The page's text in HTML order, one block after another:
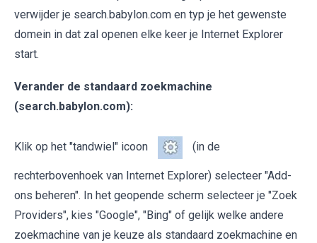
verwijder je search.babylon.com en typ je het gewenste
domein in dat zal openen elke keer je Internet Explorer
start.
Verander de standaard zoekmachine
(search.babylon.com):
Klik op het "tandwiel" icoon (in de
rechterbovenhoek van Internet Explorer) selecteer "Add-
ons beheren". In het geopende scherm selecteer je "Zoek
Providers", kies "Google", "Bing" of gelijk welke andere
zoekmachine van je keuze als standaard zoekmachine en